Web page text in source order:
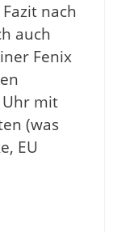
nach
auch
Fenix
mit
(was
EU